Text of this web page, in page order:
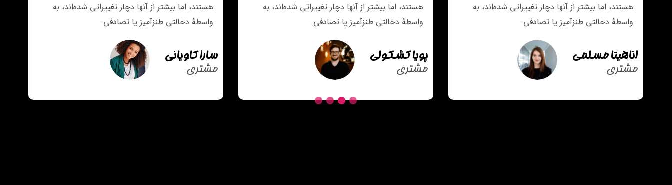
هستند، اما بیشتر از آنها دچار تغییراتی شده‌اند، به
واسطهٔ دخالتی طنزآمیز یا تصادفی.
اناهیتا مسلمی
مشتری
هستند، اما بیشتر از آنها دچار تغییراتی شده‌اند، به
واسطهٔ دخالتی طنزآمیز یا تصادفی.
پویا کشکولی
مشتری
هستند، اما بیشتر از آنها دچار تغییراتی شده‌اند، به
واسطهٔ دخالتی طنزآمیز یا تصادفی.
سارا کاویانی
مشتری